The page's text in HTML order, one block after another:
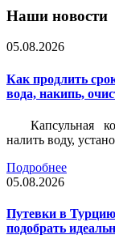
Наши новости
05.08.2026
Как продлить
вода, накипь,
Капсульная
налить воду,
Подробнее
05.08.2026
Путевки в
подобрать